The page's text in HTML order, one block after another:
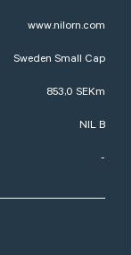
www.nilorn.com
Sweden Small Cap
853,0 SEKm
NIL B
-